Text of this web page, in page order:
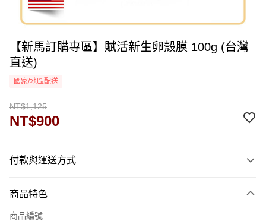
【新馬訂購專區】賦活新生卵殼膜 100g (台灣
直送)
國家/地區配送
NT$1,125
NT$900
付款與運送方式
信用卡一次付款
商品特色
商品編號